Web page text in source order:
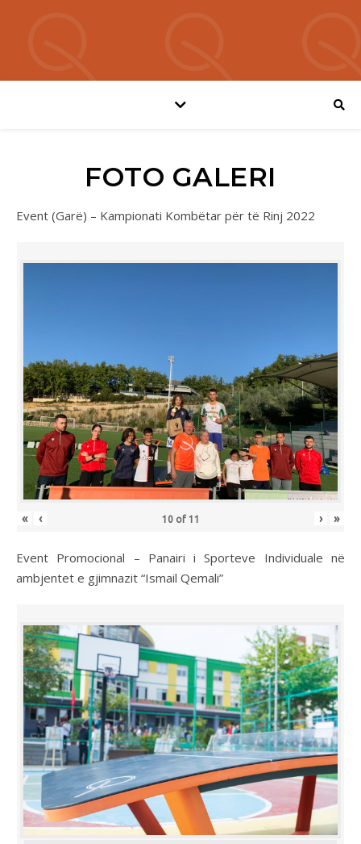
FOTO GALERI
Event (Garë) – Kampionati Kombëtar për të Rinj 2022
« ‹ 10of 11 › »
Event Promocional – Panairi i Sporteve Individuale në
ambjentet e gjimnazit “Ismail Qemali”